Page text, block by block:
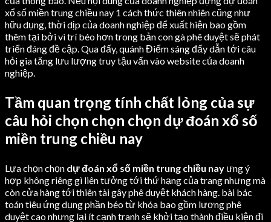
xổ số miền trung chiều nay 1 cách thức thiên nhiên cũng như
hữu dụng, thời dịp của doanh nghiệp để xuất hiện bao gồm
thêm tại bởi vì trí béo hơn trong bản con gà phê duyệt sẽ phát
triển đáng đề cập. Qua đấy, quánh Điểm sáng đấy dẫn tới câu
hỏi gia tăng lưu lượng truy tậu vấn vào website của doanh
nghiệp.
Tầm quan trọng tính chất lỏng của sự
câu hỏi chọn chọn chọn dự đoán xổ số
miền trung chiều nay
Lựa chọn chọn dự đoán xổ số miền trung chiều nay ưng ý
hợp không riêng gì liên tưởng tới thứ hạng của trang nhưng mà
còn cửa hàng tới thiên tài gây phê duyệt khách hàng. bài bác
toán tiêu ứng dụng phần béo từ khóa bao gồm lượng phê
duyệt cao nhưng lại ít cạnh tranh sẽ khởi tạo thành điều kiện đi